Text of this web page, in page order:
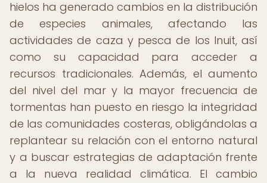
hielos ha generado cambios en la distribución
de especies animales, afectando las
actividades de caza y pesca de los Inuit, así
como su capacidad para acceder a
recursos tradicionales. Además, el aumento
del nivel del mar y la mayor frecuencia de
tormentas han puesto en riesgo la integridad
de las comunidades costeras, obligándolas a
replantear su relación con el entorno natural
y a buscar estrategias de adaptación frente
a la nueva realidad climática. El cambio